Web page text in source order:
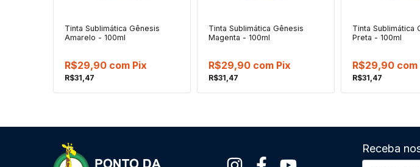
Tinta Sublimática Gênesis
Amarelo - 100ml
R$31,47
R$29,90 com Pix
Tinta Sublimática Gênesis
Magenta - 100ml
R$31,47
R$29,90 com Pix
Tinta Sublimática
Preta - 100ml
R$31,47
R$29,90 com
Receba